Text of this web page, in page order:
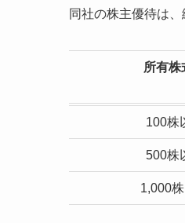
同社の株主優待は
所有株
100株
500株
1,000